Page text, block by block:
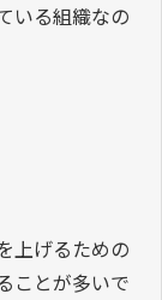
いる組織なの
上げるための
ことが多いで